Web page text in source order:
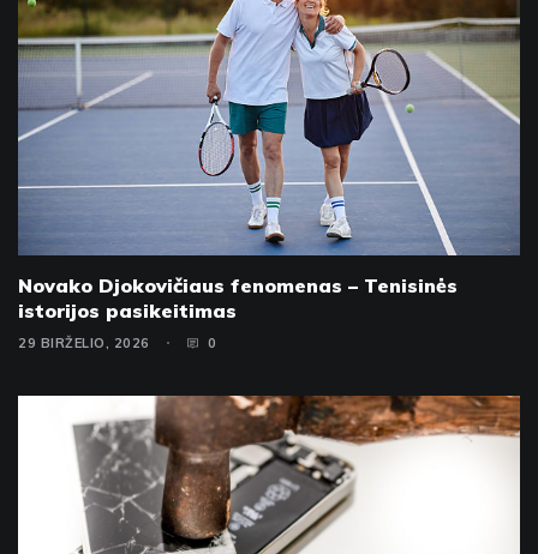
Novako Djokovičiaus fenomenas – Tenisinės
istorijos pasikeitimas
29 BIRŽELIO, 2026 0